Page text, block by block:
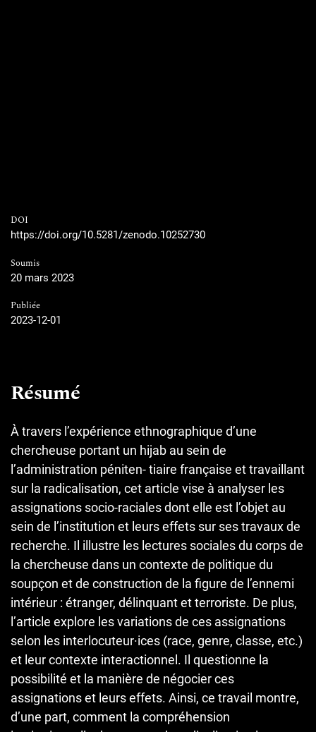
DOI
https://doi.org/10.5281/zenodo.10252730
Soumis
20 mars 2023
Publiée
2023-12-01
Résumé
À travers l’expérience ethnographique d’une
chercheuse portant un hijab au sein de
l’administration péniten- tiaire française et travaillant
sur la radicalisation, cet article vise à analyser les
assignations socio-raciales dont elle est l’objet au
sein de l’institution et leurs effets sur ses travaux de
recherche. Il illustre les lectures sociales du corps de
la chercheuse dans un contexte de politique du
soupçon et de construction de la figure de l’ennemi
intérieur : étranger, délinquant et terroriste. De plus,
l’article explore les variations de ces assignations
selon les interlocuteur·ices (race, genre, classe, etc.)
et leur contexte interactionnel. Il questionne la
possibilité et la manière de négocier ces
assignations et leurs effets. Ainsi, ce travail montre,
d’une part, comment la compréhension